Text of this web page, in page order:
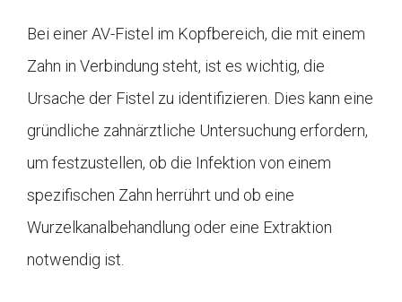
Bei einer AV-Fistel im Kopfbereich, die mit einem
Zahn in Verbindung steht, ist es wichtig, die
Ursache der Fistel zu identifizieren. Dies kann eine
gründliche zahnärztliche Untersuchung erfordern,
um festzustellen, ob die Infektion von einem
spezifischen Zahn herrührt und ob eine
Wurzelkanalbehandlung oder eine Extraktion
notwendig ist.